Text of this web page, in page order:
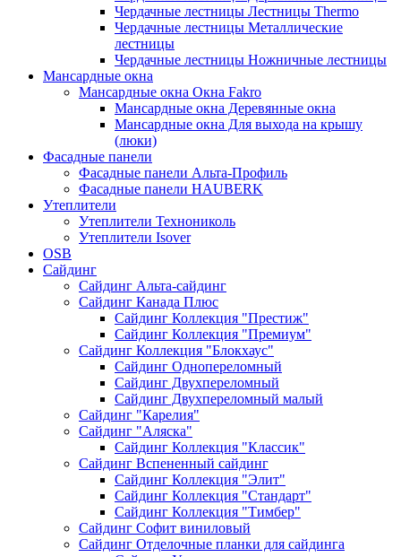
Чердачные лестницы Лестницы Thermo
Чердачные лестницы Металлические
лестницы
Чердачные лестницы Ножничные лестницы
Мансардные окна
Мансардные окна Окна Fakro
Мансардные окна Деревянные окна
Мансардные окна Для выхода на крышу
(люки)
Фасадные панели
Фасадные панели Альта-Профиль
Фасадные панели HAUBERK
Утеплители
Утеплители Технониколь
Утеплители Isover
OSB
Сайдинг
Сайдинг Альта-сайдинг
Сайдинг Канада Плюс
Сайдинг Коллекция "Престиж"
Сайдинг Коллекция "Премиум"
Сайдинг Коллекция "Блокхаус"
Сайдинг Однопереломный
Сайдинг Двухпереломный
Сайдинг Двухпереломный малый
Сайдинг "Карелия"
Сайдинг "Аляска"
Сайдинг Коллекция "Классик"
Сайдинг Вспененный сайдинг
Сайдинг Коллекция "Элит"
Сайдинг Коллекция "Стандарт"
Сайдинг Коллекция "Тимбер"
Сайдинг Софит виниловый
Сайдинг Отделочные планки для сайдинга